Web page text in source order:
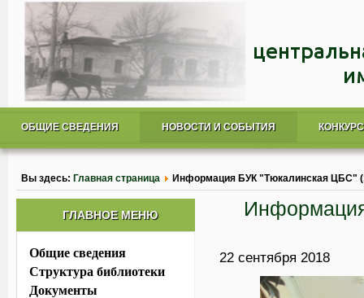
ОБЩИЕ СВЕДЕНИЯ НОВОСТИ И СОБЫТИЯ
Вы здесь: Главная страница Информация БУК "Тюкалинская ЦБС"
22 сентября 2018
ГЛАВНОЕ МЕНЮ
Общие сведения
Структура библиотеки
Документы